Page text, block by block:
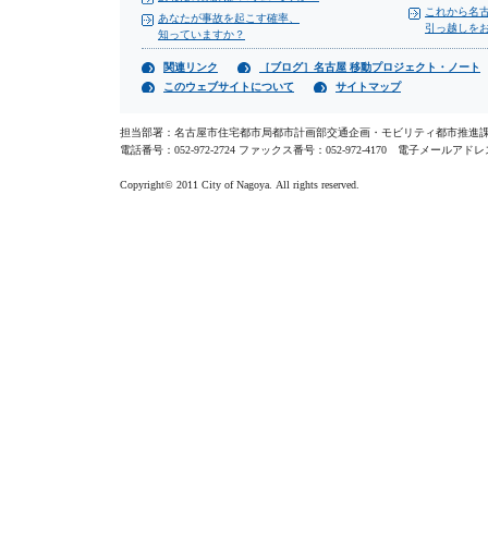
あなたが事故を起こす確率、
知っていますか？
これから名
引っ越しを
関連リンク
［ブログ］名古屋 移動プロジェクト・ノート
このウェブサイトについて
サイトマップ
担当部署：名古屋市住宅都市局都市計画部交通企画・モビリティ都市推
電話番号：052-972-2724 ファックス番号：052-972-4170 電子メールアド
Copyright© 2011 City of Nagoya. All rights reserved.